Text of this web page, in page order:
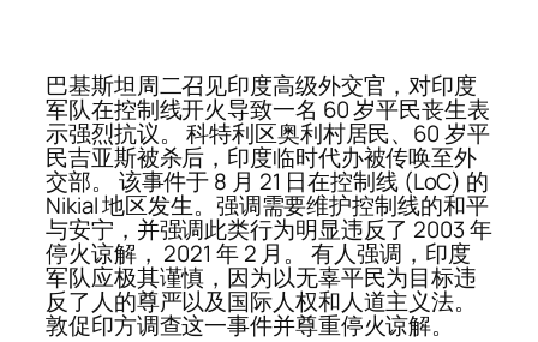
巴基斯坦周二召见印度高级外交官，对印度
军队在控制线开火导致一名 60 岁平民丧生表
示强烈抗议。 科特利区奥利村居民、60 岁平
民吉亚斯被杀后，印度临时代办被传唤至外
交部。 该事件于 8 月 21 日在控制线 (LoC) 的
Nikial 地区发生。强调需要维护控制线的和平
与安宁，并强调此类行为明显违反了 2003 年
停火谅解， 2021 年 2 月。 有人强调，印度
军队应极其谨慎，因为以无辜平民为目标违
反了人的尊严以及国际人权和人道主义法。
敦促印方调查这一事件并尊重停火谅解。